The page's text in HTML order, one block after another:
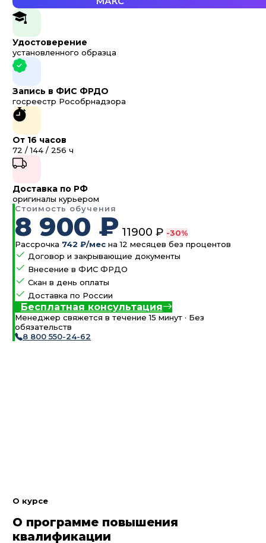
Удостоверение
установленного образца
Запись в ФИС ФРДО
госреестр Рособрнадзора
От 16 часов
72 / 144 / 256 ч
Доставка по РФ
оригиналы курьером
Стоимость обучения
8 900 ₽ 11900 ₽ -30%
Рассрочка 742 ₽/мес на 12 месяцев без процентов
Договор и закрывающие документы
Внесение в ФИС ФРДО
Скан в день оплаты
Доставка по России
Бесплатная консультация
Менеджер свяжется в течение 15 минут · Без
обязательств
8 800 550-24-62
О курсе
О программе повышения
квалификации